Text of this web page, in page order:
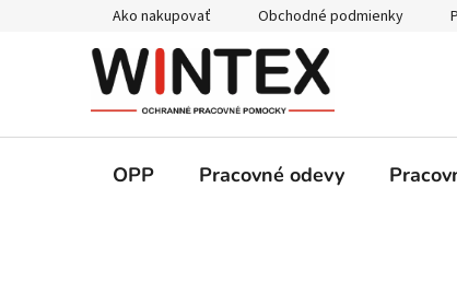
Ako nakupovať Obchodné podmienky
OPP Pracovné odevy